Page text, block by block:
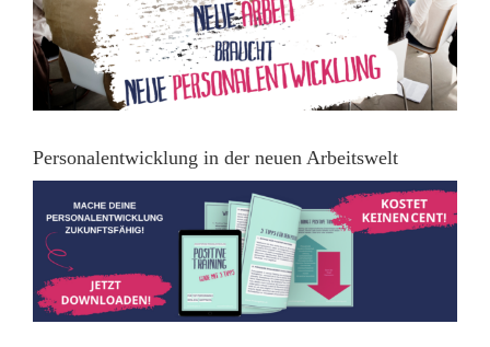
Personalentwicklung in der neuen Arbeitswelt